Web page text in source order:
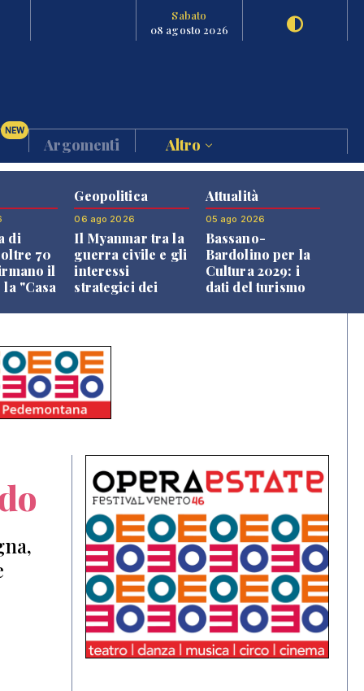
Sabato
08 agosto 2026
NEW
Argomenti Altro
di
70
il
"Casa
Geopolitica
06 ago 2026
Il Myanmar tra la
guerra civile e gli
interessi
strategici dei
Attualità
05 ago 2026
Bassano-
Bardolino per la
Cultura 2029: i
dati del turismo